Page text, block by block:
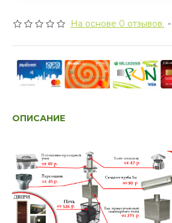
На основе 0 отзывов. -
ОПИСАНИЕ